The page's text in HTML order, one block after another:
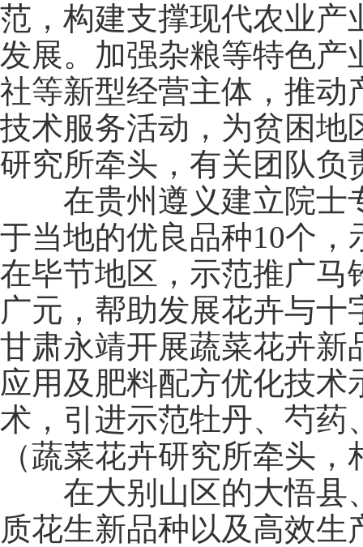
范，构建支撑现代农业产
发展。加强杂粮等特色产
社等新型经营主体，推动
技术服务活动，为贫困地
研究所牵头，有关团队负
在贵州遵义建立院士专
于当地的优良品种10个，
在毕节地区，示范推广马
广元，帮助发展花卉与
甘肃永靖开展蔬菜花卉新
应用及肥料配方优化技
术，引进示范牡丹、芍药
（蔬菜花卉研究所牵头
在大别山区的大悟县
质花生新品种以及高效